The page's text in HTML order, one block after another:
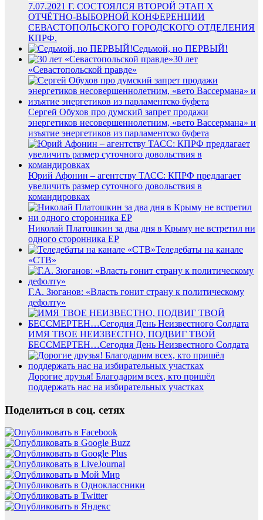
7.07.2021 Г. СОСТОЯЛСЯ ВТОРОЙ ЭТАП X
ОТЧЁТНО-ВЫБОРНОЙ КОНФЕРЕНЦИИ
СЕВАСТОПОЛЬСКОГО ГОРОДСКОГО ОТДЕЛЕНИЯ
КПРФ.
Седьмой, но ПЕРВЫЙ!
30 лет
«Севастопольской правде»
Сергей Обухов про думский запрет продажи
энергетиков несовершеннолетним, «вето Вассермана» и
изъятие энергетиков из парламентско буфета
Юрий Афонин – агентству ТАСС: КПРФ предлагает
увеличить размер суточного довольствия в
командировках
Николай Платошкин за два дня в Крыму не встретил ни
одного сторонника ЕР
Теледебаты на канале
«СТВ»
Г.А. Зюганов: «Власть гонит страну к политическому
дефолту»
ИМЯ ТВОЕ НЕИЗВЕСТНО, ПОДВИГ ТВОЙ
БЕССМЕРТЕН…Сегодня День Неизвестного Солдата
Дорогие друзья! Благодарим всех, кто пришёл
поддержать нас на избирательных участках
Поделиться в соц. сетях